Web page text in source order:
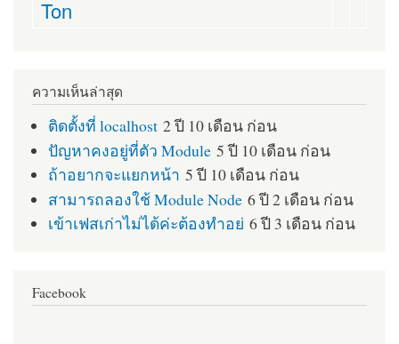
Ton
ความเห็นล่าสุด
ติดตั้งที่ localhost 2 ปี 10 เดือน ก่อน
ปัญหาคงอยู่ที่ตัว Module 5 ปี 10 เดือน ก่อน
ถ้าอยากจะแยกหน้า 5 ปี 10 เดือน ก่อน
สามารถลองใช้ Module Node 6 ปี 2 เดือน ก่อน
เข้าเฟสเก่าไม่ได้ค่ะต้องทำอย่ 6 ปี 3 เดือน ก่อน
Facebook